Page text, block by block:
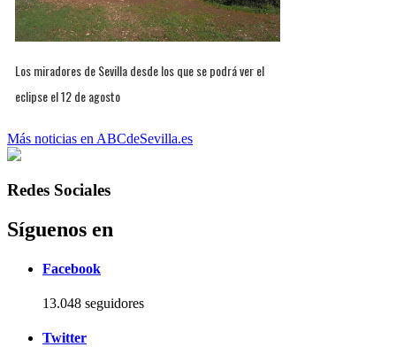
Los miradores de Sevilla desde los que se podrá ver el
eclipse el 12 de agosto
Más noticias en ABCdeSevilla.es
Redes Sociales
Síguenos en
Facebook
13.048 seguidores
Twitter